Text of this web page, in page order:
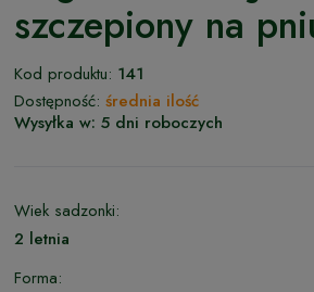
szczepiony na
Kod produktu: 141
Dostępność: średnia ilość
Wysyłka w: 5 dni roboczych
Wiek sadzonki:
2 letnia
Forma: